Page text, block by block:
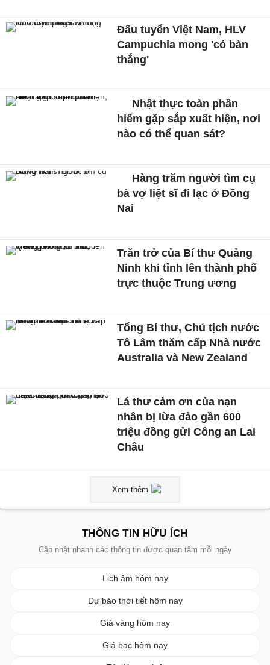
Đấu tuyển Việt Nam, HLV
Campuchia mong 'có bàn
thắng'
Nhật thực toàn phần
hiếm gặp sắp xuất hiện, nơi
nào có thể quan sát?
Hàng trăm người tìm cụ
bà vợ liệt sĩ đi lạc ở Đồng
Nai
Trăn trở của Bí thư Quảng
Ninh khi tỉnh lên thành phố
trực thuộc Trung ương
Tổng Bí thư, Chủ tịch nước
Tô Lâm thăm cấp Nhà nước
Australia và New Zealand
Lá thư cảm ơn của nạn
nhân bị lừa đảo gần 600
triệu đồng gửi Công an Lai
Châu
Xem thêm
THÔNG TIN HỮU ÍCH
Cập nhật nhanh các thông tin được quan tâm mỗi ngày
Lịch âm hôm nay
Dự báo thời tiết hôm nay
Giá vàng hôm nay
Giá bạc hôm nay